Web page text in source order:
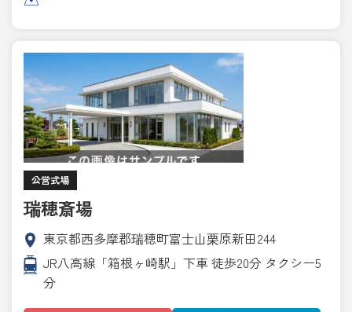
公営式場
瑞穂斎場
東京都西多摩郡瑞穂町富士山栗原新田244
JR八高線「箱根ヶ崎駅」下車 徒歩20分 タクシー5
分